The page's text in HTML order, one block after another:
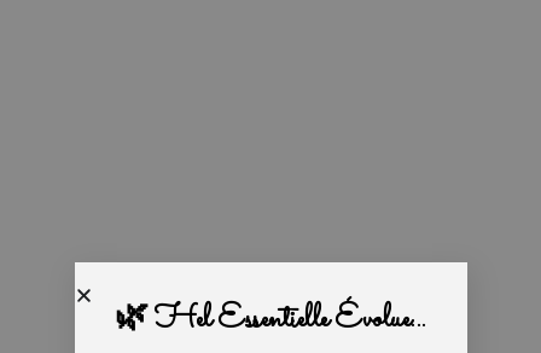
🌿 Hel Essentielle Évolue...